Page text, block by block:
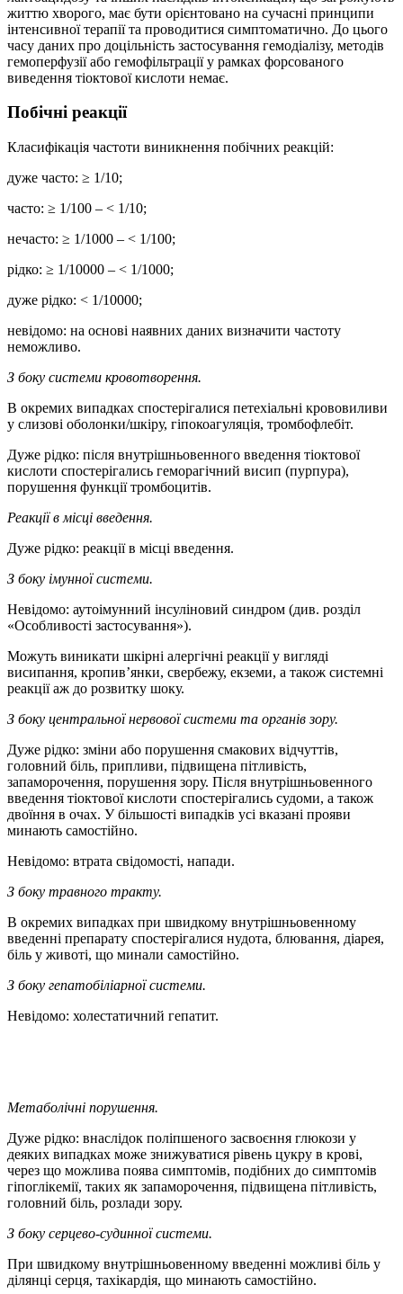
життю хворого, має бути орієнтовано на сучасні принципи
інтенсивної терапії та проводитися симптоматично. До цього
часу даних про доцільність застосування гемодіалізу, методів
гемоперфузії або гемофільтрації у рамках форсованого
виведення тіоктової кислоти немає.
Побічні реакції
Класифікація частоти виникнення побічних реакцій:
дуже часто: ≥ 1/10;
часто: ≥ 1/100 – < 1/10;
нечасто: ≥ 1/1000 – < 1/100;
рідко: ≥ 1/10000 – < 1/1000;
дуже рідко: < 1/10000;
невідомо: на основі наявних даних визначити частоту
неможливо.
З боку системи кровотворення.
В окремих випадках спостерігалися петехіальні крововиливи
у слизові оболонки/шкіру, гіпокоагуляція, тромбофлебіт.
Дуже рідко: після внутрішньовенного введення тіоктової
кислоти спостерігались геморагічний висип (пурпура),
порушення функції тромбоцитів.
Реакції в місці введення.
Дуже рідко: реакції в місці введення.
З боку імунної системи.
Невідомо: аутоімунний інсуліновий синдром (див. розділ
«Особливості застосування»).
Можуть виникати шкірні алергічні реакції у вигляді
висипання, кропив’янки, свербежу, екземи, а також системні
реакції аж до розвитку шоку.
З боку центральної нервової системи та органів зору.
Дуже рідко: зміни або порушення смакових відчуттів,
головний біль, припливи, підвищена пітливість,
запаморочення, порушення зору. Після внутрішньовенного
введення тіоктової кислоти спостерігались судоми, а також
двоїння в очах. У більшості випадків усі вказані прояви
минають самостійно.
Невідомо: втрата свідомості, напади.
З боку травного тракту.
В окремих випадках при швидкому внутрішньовенному
введенні препарату спостерігалися нудота, блювання, діарея,
біль у животі, що минали самостійно.
З боку гепатобіліарної системи.
Невідомо: холестатичний гепатит.
Метаболічні порушення.
Дуже рідко: внаслідок поліпшеного засвоєння глюкози у
деяких випадках може знижуватися рівень цукру в крові,
через що можлива поява симптомів, подібних до симптомів
гіпоглікемії, таких як запаморочення, підвищена пітливість,
головний біль, розлади зору.
З боку серцево-судинної системи.
При швидкому внутрішньовенному введенні можливі біль у
ділянці серця, тахікардія, що минають самостійно.